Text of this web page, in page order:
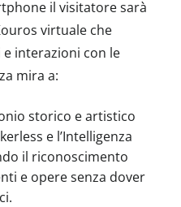
il visitatore sarà
virtuale che
interazioni con le
mira a:
storico e artistico
e l’Intelligenza
il riconoscimento
e opere senza dover